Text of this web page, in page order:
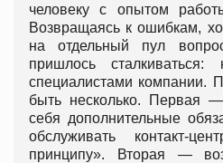
человеку с опытом
Возвращаясь к ошибкам,
на отдельный пул
пришлось
специалистами компании.
быть несколько. Первая
себя дополнительные
обслуживать контакт-
принципу». Вторая —